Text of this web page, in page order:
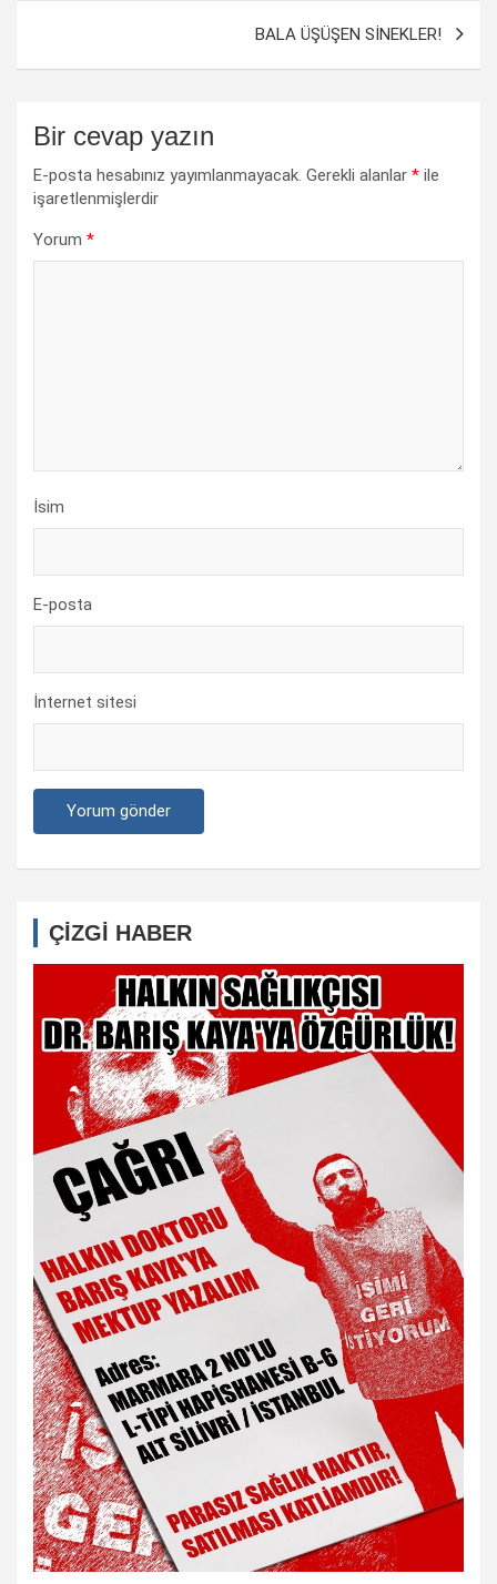
BALA ÜŞÜŞEN SİNEKLER!
Bir cevap yazın
E-posta hesabınız yayımlanmayacak. Gerekli alanlar * ile
işaretlenmişlerdir
Yorum *
İsim
E-posta
İnternet sitesi
ÇİZGİ HABER